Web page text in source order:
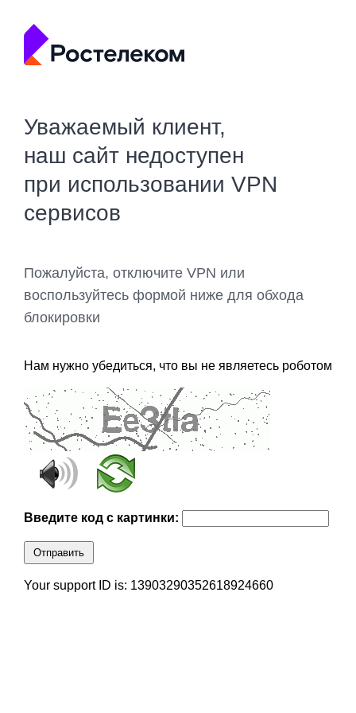
Уважаемый клиент,
наш сайт недоступен
при использовании VPN
сервисов
Пожалуйста, отключите VPN или
воспользуйтесь формой ниже для обхода
блокировки
Нам нужно убедиться, что вы не являетесь роботом
Введите код с картинки:
Отправить
Your support ID is: 13903290352618924660